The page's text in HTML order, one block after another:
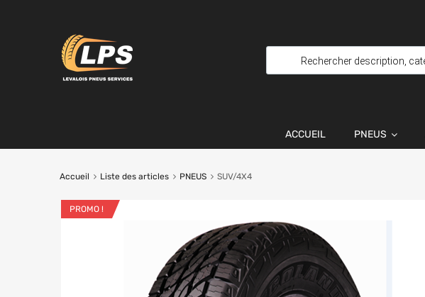
ACCUEIL PNEUS
Accueil Liste des articles PNEUS SUV/4X4
PROMO !